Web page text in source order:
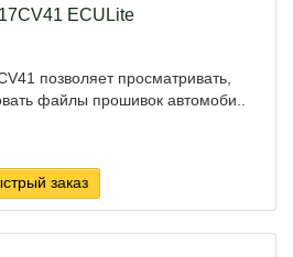
ECULite
позволяет просматривать,
файлы прошивок автомоби..
заказ